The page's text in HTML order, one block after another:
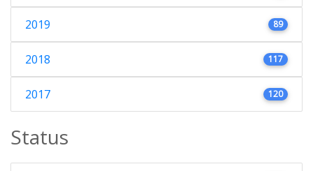
2019 89
2018 117
2017 120
Status